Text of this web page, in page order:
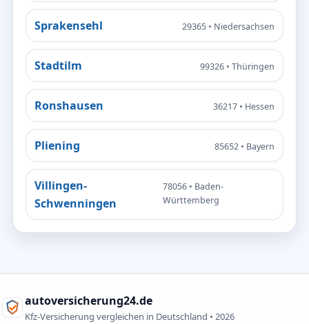
Sprakensehl 29365 • Niedersachsen
Stadtilm 99326 • Thüringen
Ronshausen 36217 • Hessen
Pliening 85652 • Bayern
Villingen-
Schwenningen
78056 • Baden-
Württemberg
autoversicherung24.de
Kfz-Versicherung vergleichen in Deutschland • 2026